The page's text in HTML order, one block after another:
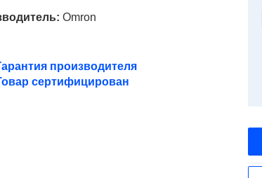
Omron
производителя
сертифицирован